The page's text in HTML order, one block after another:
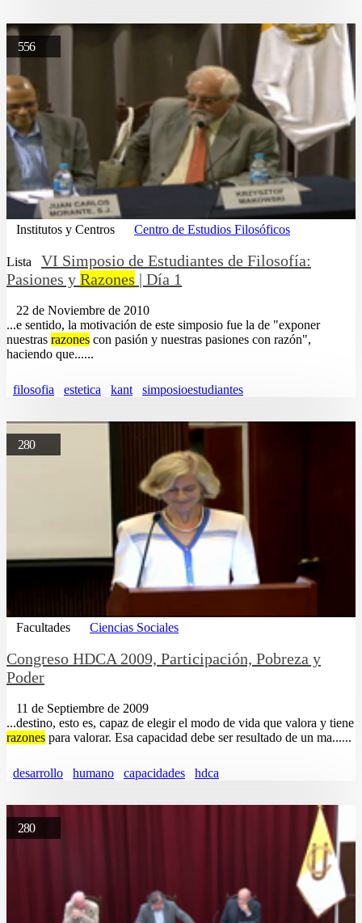
556
Institutos y Centros Centro de Estudios Filosóficos
Lista
VI Simposio de Estudiantes de Filosofía:
Pasiones y Razones | Día 1
22 de Noviembre de 2010
...e sentido, la motivación de este simposio fue la de "exponer
nuestras razones con pasión y nuestras pasiones con razón",
haciendo que......
filosofia estetica kant simposioestudiantes
280
Facultades Ciencias Sociales
Congreso HDCA 2009, Participación, Pobreza y
Poder
11 de Septiembre de 2009
...destino, esto es, capaz de elegir el modo de vida que valora y tiene
razones para valorar. Esa capacidad debe ser resultado de un ma......
desarrollo humano capacidades hdca
280